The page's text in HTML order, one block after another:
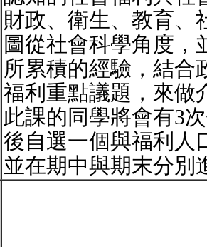
財政、衛生、教育、
圖從社會科學角度，
所累積的經驗，結合
福利重點議題，來做
此課的同學將會有3
後自選一個與福利人
並在期中與期末分